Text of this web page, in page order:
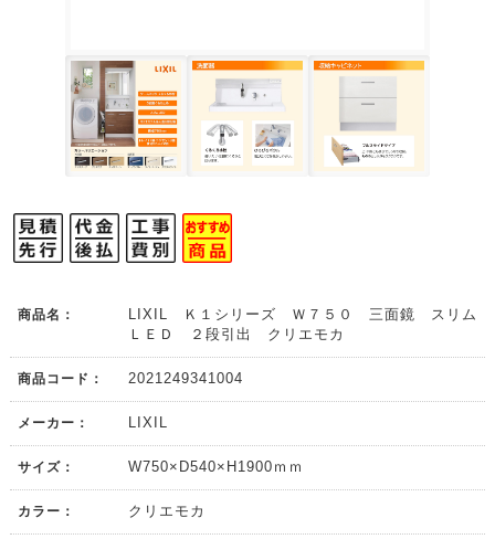
商品名：
LIXIL Ｋ１シリーズ Ｗ７５０ 三面鏡 スリム
ＬＥＤ ２段引出 クリエモカ
商品コード： 2021249341004
メーカー： LIXIL
サイズ： W750×D540×H1900ｍｍ
カラー： クリエモカ